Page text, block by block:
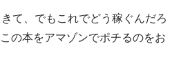
て、でもこれでどう稼ぐんだろ
の本をアマゾンでポチるのをお